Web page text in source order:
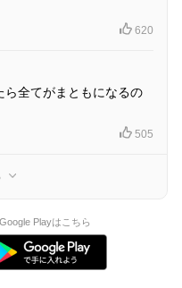
620
全てがまともになるの
505
Google Playはこちら